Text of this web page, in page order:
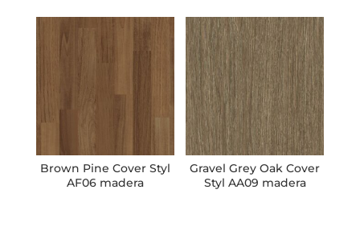
Brown Pine Cover Styl
AF06 madera
Gravel Grey Oak Cover
Styl AA09 madera